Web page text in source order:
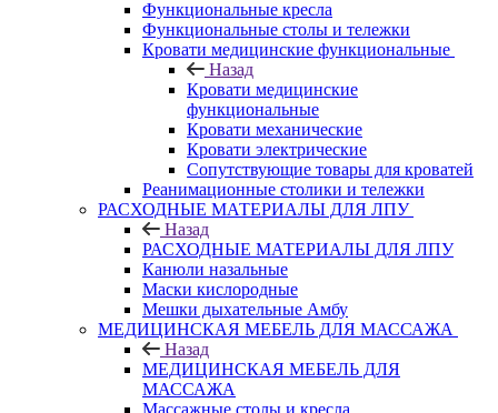
Функциональные кресла
Функциональные столы и тележки
Кровати медицинские функциональные
Назад
Кровати медицинские
функциональные
Кровати механические
Кровати электрические
Сопутствующие товары для кроватей
Реанимационные столики и тележки
РАСХОДНЫЕ МАТЕРИАЛЫ ДЛЯ ЛПУ
Назад
РАСХОДНЫЕ МАТЕРИАЛЫ ДЛЯ ЛПУ
Канюли назальные
Маски кислородные
Мешки дыхательные Амбу
МЕДИЦИНСКАЯ МЕБЕЛЬ ДЛЯ МАССАЖА
Назад
МЕДИЦИНСКАЯ МЕБЕЛЬ ДЛЯ
МАССАЖА
Массажные столы и кресла